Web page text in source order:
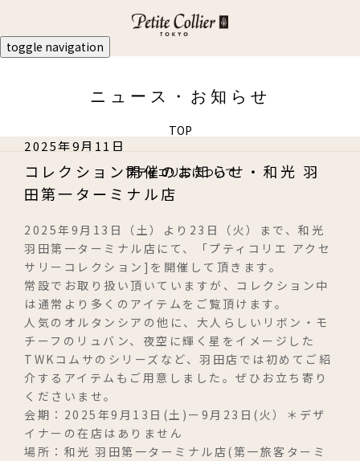
toggle navigation
TOP
プティコリエについて
ビジュ・ド・クチュール
ビジュ・ア・ラ・モード
オンラインショップ
和光のオンラインストアへ遷移します
お取扱店
ニュース・お知らせ
2025年9月11日
コレクション開催のお知らせ・和光 羽
田第一ターミナル店
2025年9月13日（土）より23日（火）まで、和光
羽田第一ターミナル店にて、「プティコリエ アクセ
サリーコレクション]を開催して頂きます。
常設でお取り扱い頂いていますが、コレクション中
は通常より多くのアイテムをご覧頂けます。
人気のオルタンシアの他に、大人らしいリボン・モ
チーフのリュバン、夜空に輝く星をイメージした
TWKコムサのシリーズなど、羽田店では初めてご紹
介するアイテムもご用意しました。ぜひお立ち寄り
くださいませ。
会期：2025年9月13日(土)ー9月23日(火）＊デザ
イナーの在店はありません
場所：和光 羽田第一ターミナル店(第一旅客ターミ